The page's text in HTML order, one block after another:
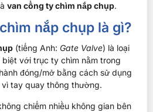
van cổng ty chìm nắp chụp.
nắp chụp là gì?
(tiếng Anh: Gate Valve) là loại
với trục ty chìm nằm trong
đóng/mở bằng cách sử dụng
tay quay thông thường.
chiếm nhiều không gian bên